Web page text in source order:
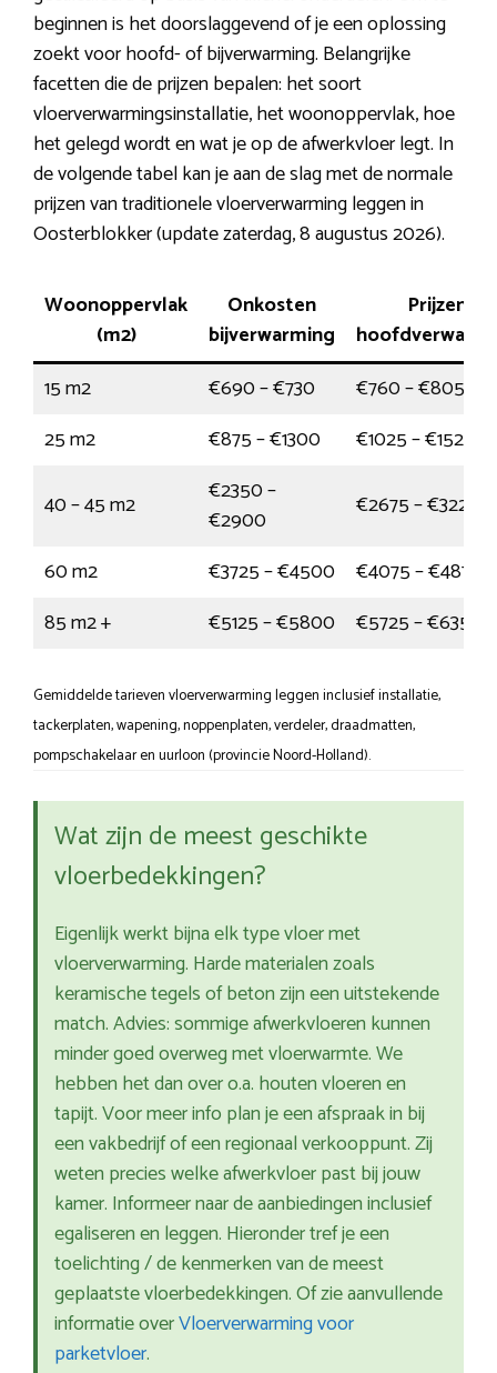
beginnen is het doorslaggevend of je een oplossing
zoekt voor hoofd- of bijverwarming. Belangrijke
facetten die de prijzen bepalen: het soort
vloerverwarmingsinstallatie, het woonoppervlak, hoe
het gelegd wordt en wat je op de afwerkvloer legt. In
de volgende tabel kan je aan de slag met de normale
prijzen van traditionele vloerverwarming leggen in
Oosterblokker (update zaterdag, 8 augustus 2026).
Woonoppervlak
(m2)
Onkosten
bijverwarming
Prijzen
15 m2
€690 – €730
€760 – €805
25 m2
€875 – €1300
€1025 – €1525
40 – 45 m2
€2350 –
€2900
€2675 – €3225
60 m2
€3725 – €4500
€4075 – €4875
85 m2 +
€5125 – €5800 €5725 – €6350
Gemiddelde tarieven vloerverwarming leggen inclusief installatie,
tackerplaten, wapening, noppenplaten, verdeler, draadmatten,
pompschakelaar en uurloon (provincie Noord-Holland).
Wat zijn de meest geschikte
vloerbedekkingen?
Eigenlijk werkt bijna elk type vloer met
vloerverwarming. Harde materialen zoals
keramische tegels of beton zijn een uitstekende
match. Advies: sommige afwerkvloeren kunnen
minder goed overweg met vloerwarmte. We
hebben het dan over o.a. houten vloeren en
tapijt. Voor meer info plan je een afspraak in bij
een vakbedrijf of een regionaal verkooppunt. Zij
weten precies welke afwerkvloer past bij jouw
kamer. Informeer naar de aanbiedingen inclusief
egaliseren en leggen. Hieronder tref je een
toelichting / de kenmerken van de meest
geplaatste vloerbedekkingen. Of zie aanvullende
informatie overVloerverwarming voor
parketvloer.